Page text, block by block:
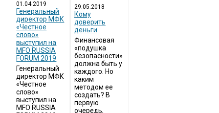
01.04.2019
Генеральный
директор МФК
«Честное
слово»
выступил на
MFO RUSSIA
FORUM 2019
Генеральный
директор МФК
«Честное
слово»
выступил на
MFO RUSSIA
29.05.2018
Кому
доверить
деньги
Финансовая
«подушка
безопасности»
должна быть у
каждого. Но
каким
методом ее
создать? В
первую
очередь,